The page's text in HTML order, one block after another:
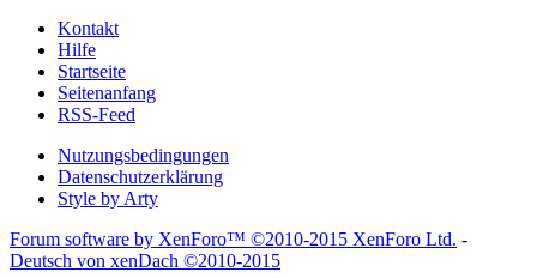
Kontakt
Hilfe
Startseite
Seitenanfang
RSS-Feed
Nutzungsbedingungen
Datenschutzerklärung
Style by Arty
Forum software by XenForo™ ©2010-2015 XenForo Ltd. -
Deutsch von xenDach ©2010-2015